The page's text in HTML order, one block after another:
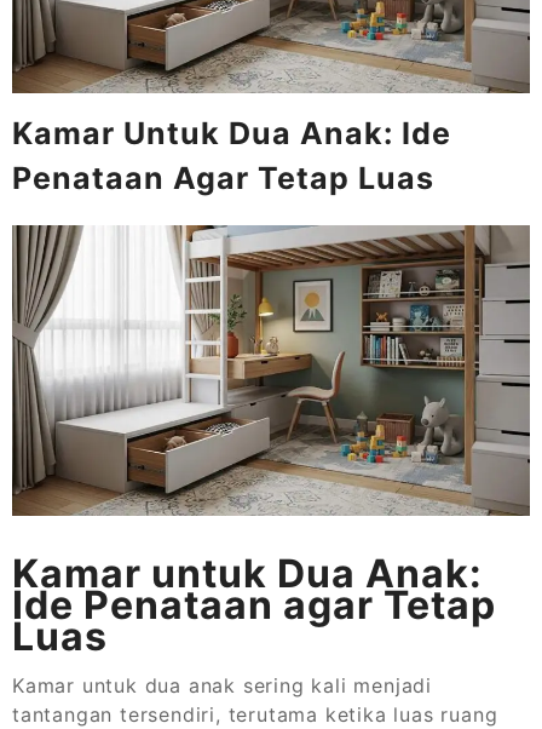
Kamar Untuk Dua Anak: Ide
Penataan Agar Tetap Luas
Kamar untuk Dua Anak:
Ide Penataan agar Tetap
Luas
Kamar untuk dua anak sering kali menjadi
tantangan tersendiri, terutama ketika luas ruang